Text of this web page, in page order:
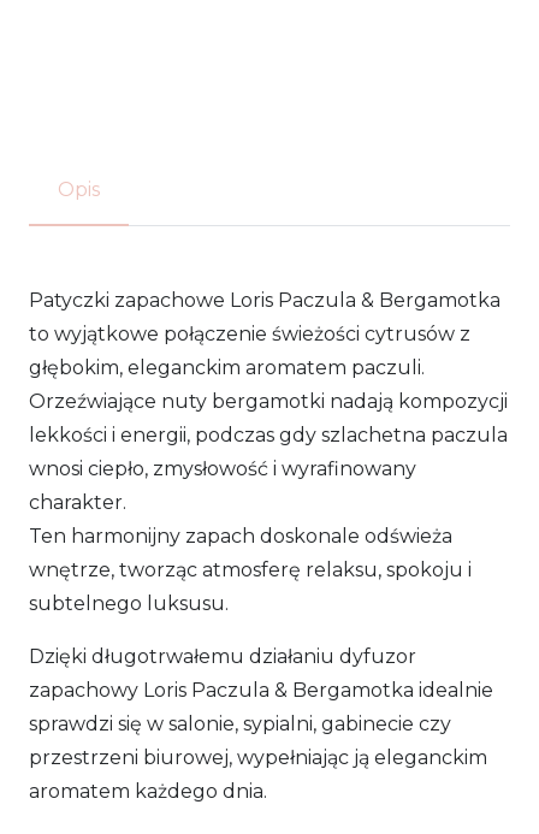
Paczula
&
120ml
Opis
Patyczki zapachowe Loris Paczula & Bergamotka
to wyjątkowe połączenie świeżości cytrusów z
głębokim, eleganckim aromatem paczuli.
Orzeźwiające nuty bergamotki nadają kompozycji
lekkości i energii, podczas gdy szlachetna paczula
wnosi ciepło, zmysłowość i wyrafinowany
charakter.
Ten harmonijny zapach doskonale odświeża
wnętrze, tworząc atmosferę relaksu, spokoju i
subtelnego luksusu.
Dzięki długotrwałemu działaniu dyfuzor
zapachowy Loris Paczula & Bergamotka idealnie
sprawdzi się w salonie, sypialni, gabinecie czy
przestrzeni biurowej, wypełniając ją eleganckim
aromatem każdego dnia.